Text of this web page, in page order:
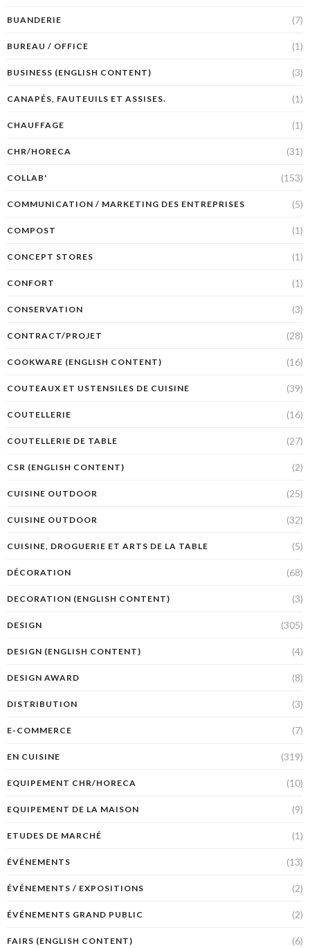
BUANDERIE (7)
BUREAU / OFFICE (1)
BUSINESS (ENGLISH CONTENT) (3)
CANAPÉS, FAUTEUILS ET ASSISES. (1)
CHAUFFAGE (1)
CHR/HORECA (31)
COLLAB' (153)
COMMUNICATION / MARKETING DES ENTREPRISES (5)
COMPOST (1)
CONCEPT STORES (1)
CONFORT (1)
CONSERVATION (3)
CONTRACT/PROJET (28)
COOKWARE (ENGLISH CONTENT) (16)
COUTEAUX ET USTENSILES DE CUISINE (39)
COUTELLERIE (16)
COUTELLERIE DE TABLE (27)
CSR (ENGLISH CONTENT) (2)
CUISINE OUTDOOR (25)
CUISINE OUTDOOR (32)
CUISINE, DROGUERIE ET ARTS DE LA TABLE (5)
DÉCORATION (68)
DECORATION (ENGLISH CONTENT) (3)
DESIGN (305)
DESIGN (ENGLISH CONTENT) (4)
DESIGN AWARD (8)
DISTRIBUTION (3)
E-COMMERCE (7)
EN CUISINE (319)
EQUIPEMENT CHR/HORECA (10)
EQUIPEMENT DE LA MAISON (9)
ETUDES DE MARCHÉ (1)
ÉVÉNEMENTS (13)
ÉVÉNEMENTS / EXPOSITIONS (2)
ÉVÉNEMENTS GRAND PUBLIC (2)
FAIRS (ENGLISH CONTENT) (6)